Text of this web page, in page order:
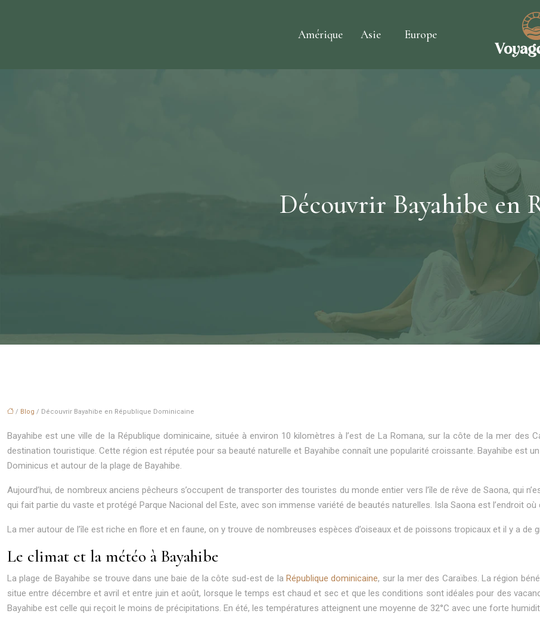
Europe
Asie
Amérique
Découvrir Bayahibe en
/ Blog / Découvrir Bayahibe en République Dominicaine
Bayahibe est une ville de la République dominicaine, située à environ 10 kilomètres à l’est de La Romana, sur la côte de la mer
destination touristique. Cette région est réputée pour sa beauté naturelle et Bayahibe connaît une popularité croissante. Bayahibe
Dominicus et autour de la plage de Bayahibe.
Aujourd’hui, de nombreux anciens pêcheurs s’occupent de transporter des touristes du monde entier vers l’île de rêve de Saona, qui
qui fait partie du vaste et protégé Parque Nacional del Este, avec son immense variété de beautés naturelles. Isla Saona est l’endroit
La mer autour de l’île est riche en flore et en faune, on y trouve de nombreuses espèces d’oiseaux et de poissons tropicaux et il y a de
Le climat et la météo à Bayahibe
La plage de Bayahibe se trouve dans une baie de la côte sud-est de laRépublique dominicaine, sur la mer des Caraïbes. La région
situe entre décembre et avril et entre juin et août, lorsque le temps est chaud et sec et que les conditions sont idéales pour des
Bayahibe est celle qui reçoit le moins de précipitations. En été, les températures atteignent une moyenne de 32°C avec une forte